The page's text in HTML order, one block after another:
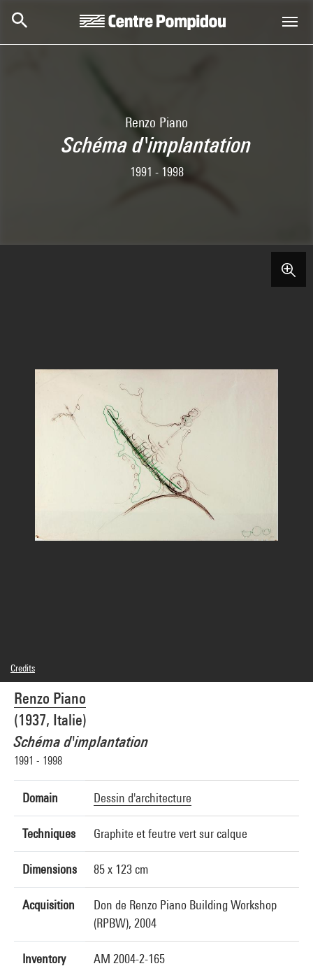
Renzo Piano
Schéma d'implantation
1991 - 1998
Renzo Piano
(1937, Italie)
Schéma d'implantation
1991 - 1998
Domain Dessin d'architecture
Techniques Graphite et feutre vert sur calque
Dimensions 85 x 123 cm
Acquisition
Don de Renzo Piano Building Workshop
(RPBW), 2004
Inventory
AM 2004-2-165
Credits
© Adagp, Paris
Photo credits : Centre Pompidou, MNAM-CCI/Philippe Migeat/Dist. GrandPalaisRmn
Image reference : 4N20300
Image presentation :GrandPalaisRmnPhoto